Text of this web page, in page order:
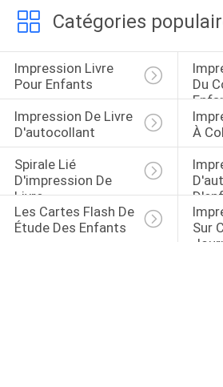
Catégories
Impression Livre
Pour Enfants
Du
Impression De Livre
D'autocollant
À
Spirale Lié
D'impression De
Livre
Les Cartes Flash De
Étude Des Enfants
Sur